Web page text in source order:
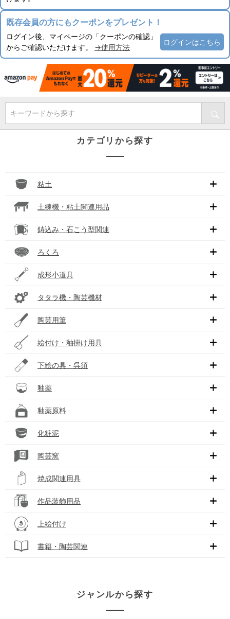
既存会員の方にもクーポンをプレゼント！
ログイン後、マイページの「クーポンの確認」
からご確認いただけます。 →使用方法
ログインはこちら
キーワードから探す
カテゴリから探す
粘土
土練機・粘土関連用品
鋳込み・石こう型関連
ろくろ
成形小道具
タタラ機・陶芸機材
陶芸用筆
絵付け・釉掛け用具
下絵の具・呉須
釉薬
釉薬原料
化粧泥
陶芸窯
焼成関連用具
作品装飾用品
上絵付け
書籍・陶芸関連
ジャンルから探す